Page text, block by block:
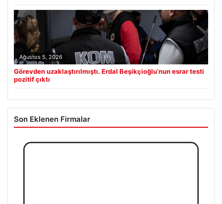
Ağustos 5, 2026
Görevden uzaklaştırılmıştı. Erdal Beşikçioğlu’nun esrar testi
pozitif çıktı
Son Eklenen Firmalar